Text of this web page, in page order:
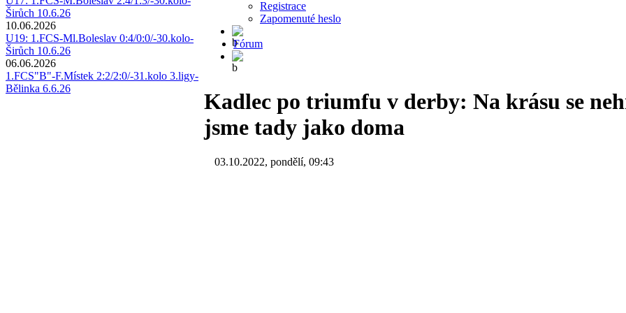
Širůch 10.6.26
10.06.2026
U19: 1.FCS-Ml.Boleslav 0:4/0:0/-30.kolo-
Širůch 10.6.26
06.06.2026
1.FCS"B"-F.Místek 2:2/2:0/-31.kolo 3.ligy-
Bělinka 6.6.26
Registrace
Zapomenuté heslo
Fórum
Kadlec po triumfu v derby: Na krásu se
jsme tady jako doma
03.10.2022, pondělí, 09:43